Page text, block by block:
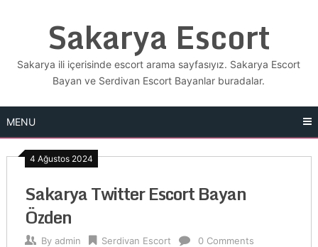
Sakarya Escort
Sakarya ili içerisinde escort arama sayfasıyız. Sakarya Escort
Bayan ve Serdivan Escort Bayanlar buradalar.
MENU
4 Ağustos 2024
Sakarya Twitter Escort Bayan
Özden
By admin Serdivan Escort 0 Comments